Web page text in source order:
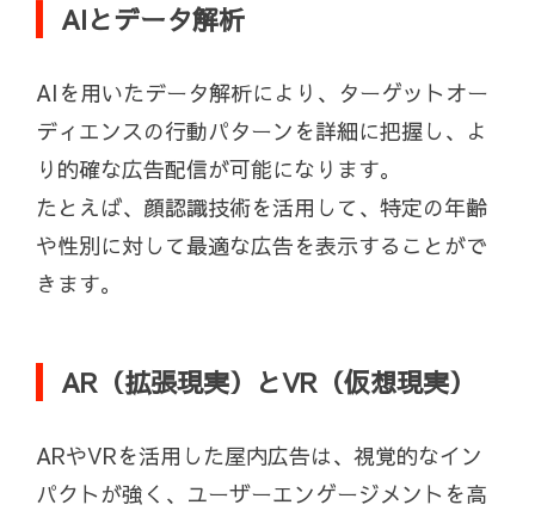
AIとデータ解析
AIを用いたデータ解析により、ターゲットオー
ディエンスの行動パターンを詳細に把握し、よ
り的確な広告配信が可能になります。
たとえば、顔認識技術を活用して、特定の年齢
や性別に対して最適な広告を表示することがで
きます。
AR（拡張現実）とVR（仮想現実）
ARやVRを活用した屋内広告は、視覚的なイン
パクトが強く、ユーザーエンゲージメントを高